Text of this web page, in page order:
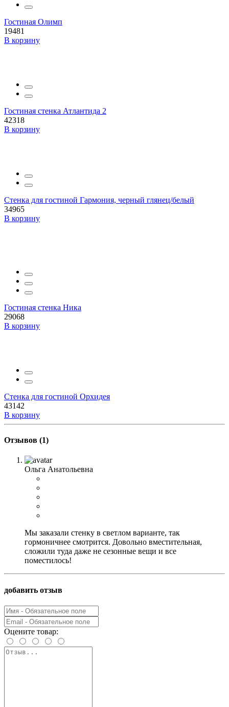
Гостиная Олимп
19481
В корзину
Гостиная стенка Атлантида 2
42318
В корзину
Стенка для гостиной Гармония, черный глянец/белый
34965
В корзину
Гостиная стенка Ника
29068
В корзину
Стенка для гостиной Орхидея
43142
В корзину
Отзывов (1)
Ольга Анатольевна
Мы заказали стенку в светлом варианте, так
гормоничнее смотрится. Довольно вместительная,
сложили туда даже не сезонные вещи и все
поместилось!
добавить отзыв
Оцените товар: